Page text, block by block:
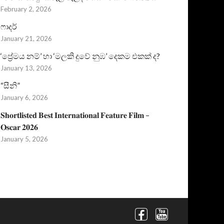
February 2, 2026
ෆාදර්
January 21, 2026
‘ප්‍රේමය නම්’ හා ‘මලකි දුවේ නුඹ’ දෙකම එකක් ද?
January 13, 2026
“සීනි”
January 6, 2026
𝐒𝐡𝐨𝐫𝐭𝐥𝐢𝐬𝐭𝐞𝐝 𝐁𝐞𝐬𝐭 𝐈𝐧𝐭𝐞𝐫𝐧𝐚𝐭𝐢𝐨𝐧𝐚𝐥 𝐅𝐞𝐚𝐭𝐮𝐫𝐞 𝐅𝐢𝐥𝐦 –
𝐎𝐬𝐜𝐚𝐫 𝟐𝟎𝟐𝟔
January 5, 2026